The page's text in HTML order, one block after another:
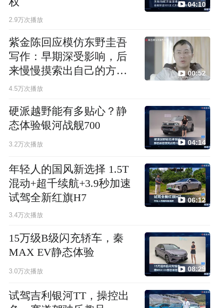
2.9万次播放
04:10
紫金陈回应模仿东野圭吾
写作：早期深受影响，后
来慢慢摸索出自己的方法
论
4.5万次播放
00:52
硬派越野能有多贴心？静
态体验银河战舰700
3.2万次播放 04:14
年轻人的国风新选择 1.5T
混动+超千续航+3.9秒加速
试驾全新红旗H7
3.4万次播放
06:12
15万级B级闪充轿车，秦
MAX EV静态体验
3.0万次播放 08:29
试驾吉利银河TT，操控出